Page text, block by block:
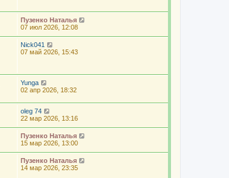
Пузенко Наталья
07 июл 2026, 12:08
Nick041
07 май 2026, 15:43
Yunga
02 апр 2026, 18:32
oleg 74
22 мар 2026, 13:16
Пузенко Наталья
15 мар 2026, 13:00
Пузенко Наталья
14 мар 2026, 23:35